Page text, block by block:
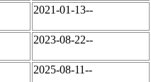
2021-01-13--
2023-08-22--
2025-08-11--